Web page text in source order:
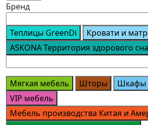
Бренд
Теплицы GreenDi
Кровати и
ASKONA Территория здорового сна
Мягкая мебель Шторы
Шкафы
VIP мебель
Мебель производства Китая и